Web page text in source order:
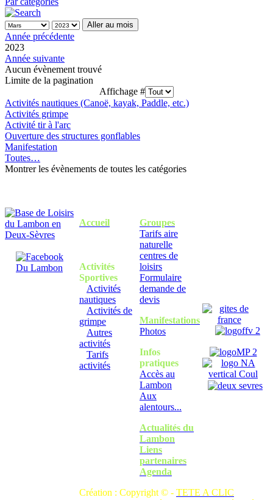
Aller au mois
Année précédente
2023
Année suivante
Aucun évènement trouvé
Limite de la pagination
Affichage #
Activités nautiques (Canoë, kayak, Paddle, etc.)
Activités grimpe
Activité tir à l'arc
Ouverture des structures gonflables
Manifestation
Toutes…
Montrer les évènements de toutes les catégories
Accueil
Activités
Sportives
Activités
nautiques
Activités de
grimpe
Autres
activités
Tarifs
activités
Groupes
Tarifs aire
naturelle
centres de
loisirs
Formulaire
demande de
devis
Manifestations
Photos
Infos
pratiques
Accès au
Lambon
Aux
alentours...
Actualités du
Lambon
Liens
partenaires
Agenda
Création : Copyright © - TETE A CLIC